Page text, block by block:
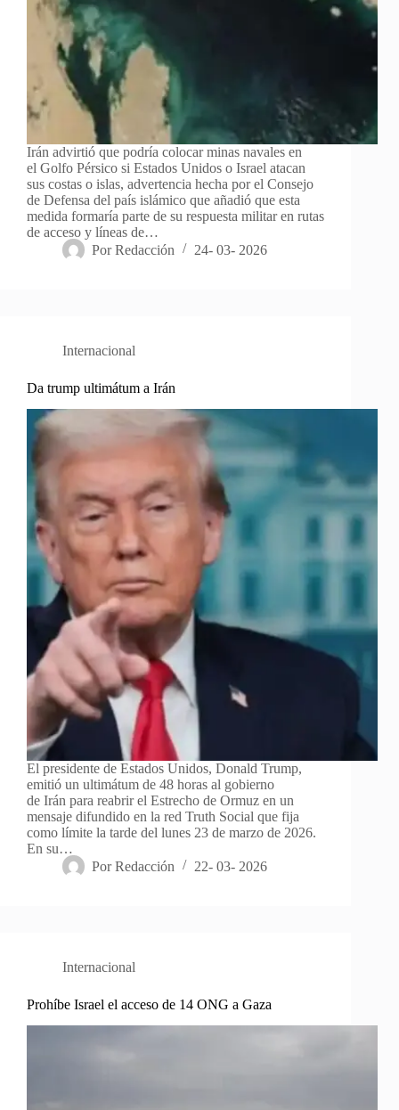
Irán advirtió que podría colocar minas navales en
el Golfo Pérsico si Estados Unidos o Israel atacan
sus costas o islas, advertencia hecha por el Consejo
de Defensa del país islámico que añadió que esta
medida formaría parte de su respuesta militar en rutas
de acceso y líneas de…
Por Redacción 24- 03- 2026
Internacional
Da trump ultimátum a Irán
El presidente de Estados Unidos, Donald Trump,
emitió un ultimátum de 48 horas al gobierno
de Irán para reabrir el Estrecho de Ormuz en un
mensaje difundido en la red Truth Social que fija
como límite la tarde del lunes 23 de marzo de 2026.
En su…
Por Redacción 22- 03- 2026
Internacional
Prohíbe Israel el acceso de 14 ONG a Gaza